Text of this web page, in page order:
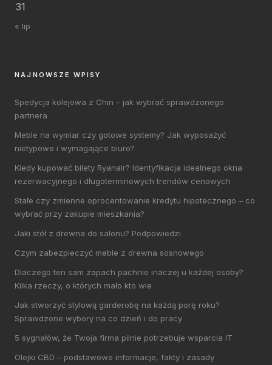
31
« lip
NAJNOWSZE WPISY
Spedycja kolejowa z Chin – jak wybrać sprawdzonego
partnera
Meble na wymiar czy gotowe systemy? Jak wyposażyć
nietypowe i wymagające biuro?
Kiedy kupować bilety Ryanair? Identyfikacja idealnego okna
rezerwacyjnego i długoterminowych trendów cenowych
Stałe czy zmienne oprocentowanie kredytu hipotecznego – co
wybrać przy zakupie mieszkania?
Jaki stół z drewna do salonu? Podpowiedzi
Czym zabezpieczyć meble z drewna sosnowego
Dlaczego ten sam zapach pachnie inaczej u każdej osoby?
Kilka rzeczy, o których mało kto wie
Jak stworzyć stylową garderobę na każdą porę roku?
Sprawdzone wybory na co dzień i do pracy
5 sygnałów, że Twoja firma pilnie potrzebuje wsparcia IT
Olejki CBD – podstawowe informacje, fakty i zasady